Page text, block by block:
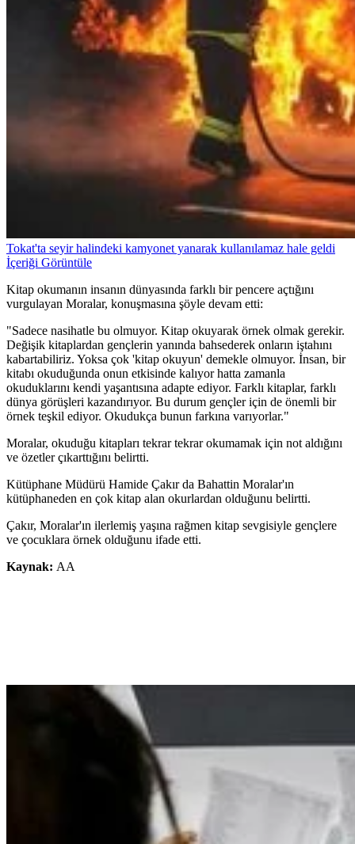
Tokat'ta seyir halindeki kamyonet yanarak kullanılamaz hale geldi
İçeriği Görüntüle
Kitap okumanın insanın dünyasında farklı bir pencere açtığını
vurgulayan Moralar, konuşmasına şöyle devam etti:
"Sadece nasihatle bu olmuyor. Kitap okuyarak örnek olmak gerekir.
Değişik kitaplardan gençlerin yanında bahsederek onların iştahını
kabartabiliriz. Yoksa çok 'kitap okuyun' demekle olmuyor. İnsan, bir
kitabı okuduğunda onun etkisinde kalıyor hatta zamanla
okuduklarını kendi yaşantısına adapte ediyor. Farklı kitaplar, farklı
dünya görüşleri kazandırıyor. Bu durum gençler için de önemli bir
örnek teşkil ediyor. Okudukça bunun farkına varıyorlar."
Moralar, okuduğu kitapları tekrar tekrar okumamak için not aldığını
ve özetler çıkarttığını belirtti.
Kütüphane Müdürü Hamide Çakır da Bahattin Moralar'ın
kütüphaneden en çok kitap alan okurlardan olduğunu belirtti.
Çakır, Moralar'ın ilerlemiş yaşına rağmen kitap sevgisiyle gençlere
ve çocuklara örnek olduğunu ifade etti.
Kaynak: AA